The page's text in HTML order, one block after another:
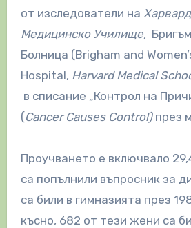
от изследователи на
Медицинско Училище,
Болница (Brigham and
Hospital, Harvard Medical
в списание „Контрол на
(Cancer Causes Control)през
Проучването е включвало
са попълнили въпросник за
са били в гимназията през
късно, 682 от тези жени са